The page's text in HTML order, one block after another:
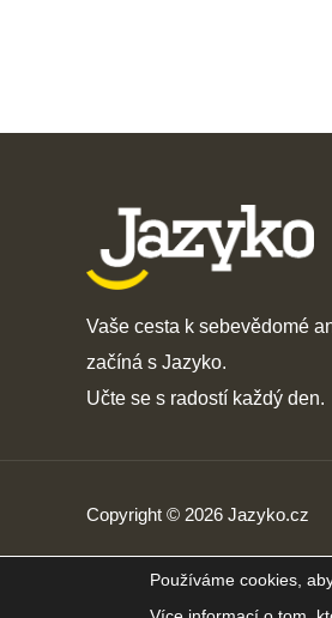
Vaše cesta k sebevědomé
začíná s Jazyko.
Učte se s radostí každý den.
Copyright © 2026 Jazyko.cz
Používáme cookies,